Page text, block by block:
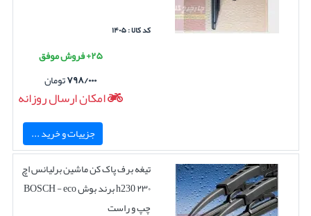
کد کالا : ۱۴۰۵
۲۵+ فروش موفق
۷۹۸/۰۰۰تومان
امکان ارسال روزانه
جزییات و خرید ...
تیغه برف پاک کن ماشین برلیانس اچ
۲۳۰ h230 برند بوش BOSCH - eco
چپ و راست